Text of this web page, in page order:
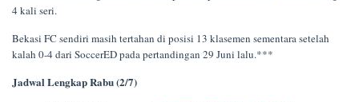
4 kali seri.
Bekasi FC sendiri masih tertahan di posisi 13 klasemen sementara setelah
kalah 0-4 dari SoccerED pada pertandingan 29 Juni lalu.***
Jadwal Lengkap Rabu (2/7)